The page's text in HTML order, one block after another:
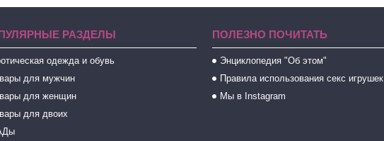
РАЗДЕЛЫ
одежда и обувь
для мужчин
для женщин
для двоих
ПОЛЕЗНО ПОЧИТАТЬ
Энциклопедия "Об этом"
Правила использования секс игрушек
Мы в Instagram